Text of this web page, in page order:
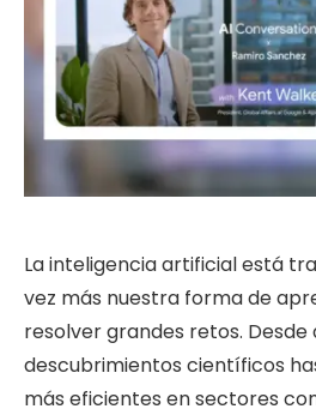
La inteligencia artificial está
vez más nuestra forma de
resolver grandes retos. Desde
descubrimientos científicos
más eficientes en sectores